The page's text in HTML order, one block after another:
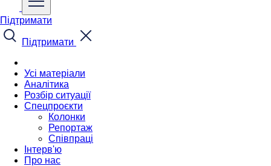
Підтримати
Підтримати
Усі матеріали
Аналітика
Розбір ситуації
Спецпроєкти
Колонки
Репортаж
Співпраці
Інтерв'ю
Про нас